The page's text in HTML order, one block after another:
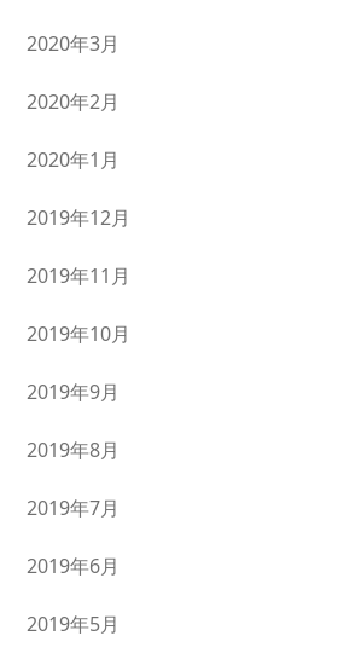
2020年3月
2020年2月
2020年1月
2019年12月
2019年11月
2019年10月
2019年9月
2019年8月
2019年7月
2019年6月
2019年5月